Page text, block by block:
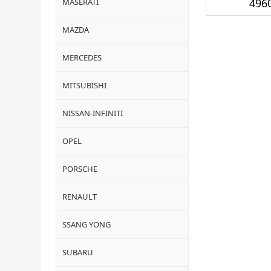
MAZDA
MERCEDES
MITSUBISHI
NISSAN-INFINITI
OPEL
PORSCHE
RENAULT
SSANG YONG
SUBARU